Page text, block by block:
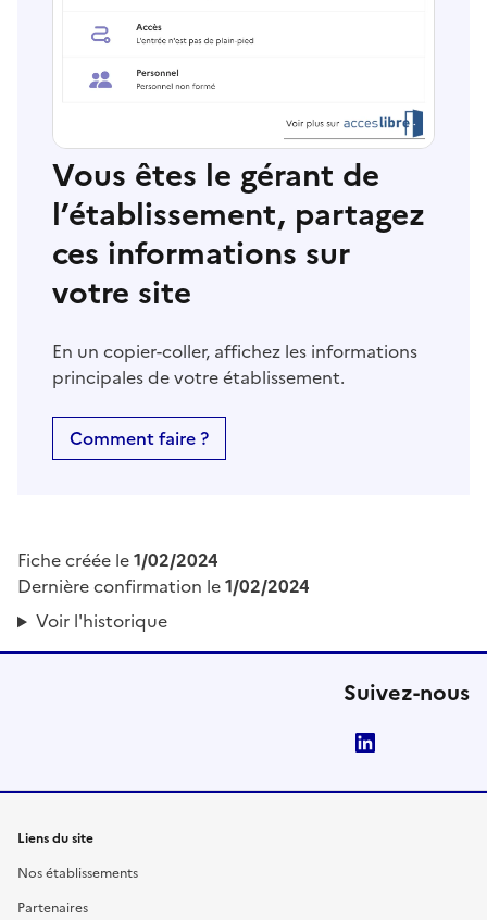
Vous êtes le gérant de
l’établissement, partagez
ces informations sur
votre site
En un copier-coller, affichez les informations
principales de votre établissement.
Comment faire ?
Fiche créée le1/02/2024
Dernière confirmation le1/02/2024
Voir l'historique
Suivez-nous
Liens du site
Nos établissements
Partenaires